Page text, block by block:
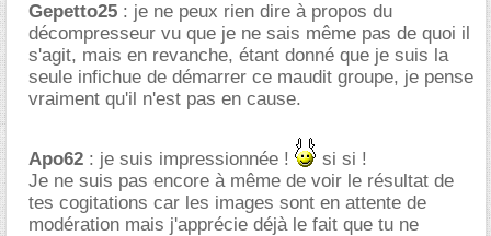
Gepetto25 : je ne peux rien dire à propos du
décompresseur vu que je ne sais même pas de quoi il
s'agit, mais en revanche, étant donné que je suis la
seule infichue de démarrer ce maudit groupe, je pense
vraiment qu'il n'est pas en cause.
Apo62 : je suis impressionnée !
si si !
Je ne suis pas encore à même de voir le résultat de
tes cogitations car les images sont en attente de
modération mais j'apprécie déjà le fait que tu ne